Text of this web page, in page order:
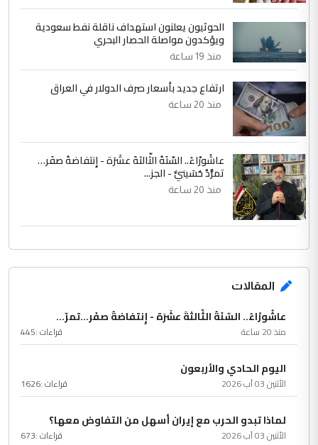
الحوثيون يعلنون استهداف ناقلة نفط سعودية
ويؤكدون مواصلة الحصار البحري
منذ 19 ساعة
ارتفاع جديد بأسعار صرف الدولار في العراق
منذ 20 ساعة
عاشُورْاءُ.. السّنَةُ الثّالثةَ عشَرَة - إِنتفاضةُ صفَر…
تمرُّدٌ حُسَينيٌّ - الجز...
منذ 20 ساعة
المقالات
عاشُورْاءُ.. السّنَةُ الثّالثةَ عشَرَة - إِنتفاضةُ صفَر…تمرّ...
منذ 20 ساعة قراءات :445
اليوم الحادي والأربعون
الأثنين 03 آب 2026 قراءات :1626
لماذا تبدو الحرب مع إيران أسهل من التفاوض معها؟
الأثنين 03 آب 2026 قراءات :673